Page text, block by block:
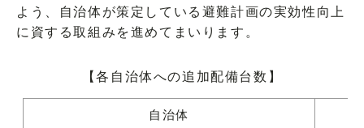
よう、自治体が策定している避難計画の実効性向上
に資する取組みを進めてまいります。
【各自治体への追加配備台数】
自治体